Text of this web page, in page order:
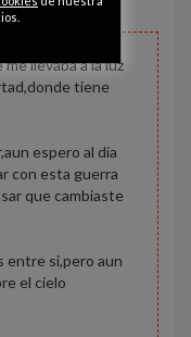
llevaba a la luz
tiene
espero al día
con esta guerra
que cambiaste
entre si,pero aun
el cielo